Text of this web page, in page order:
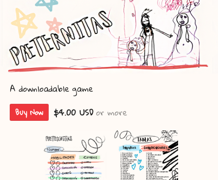
A downloadable game
Buy Now $4.00 USDor more